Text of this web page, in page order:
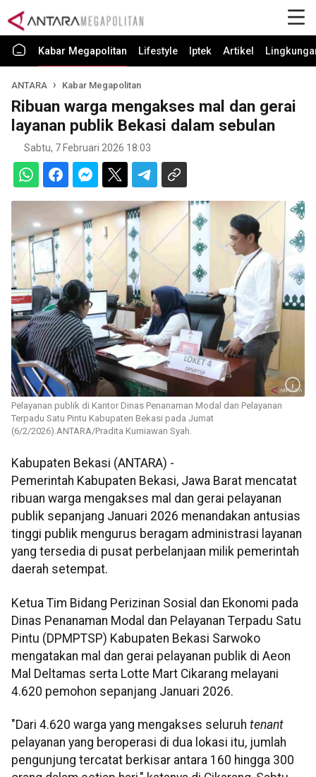
Kabar Megapolitan Lifestyle Iptek Artikel
ANTARA Kabar Megapolitan
Ribuan warga mengakses mal dan gerai
layanan publik Bekasi dalam sebulan
Sabtu, 7 Februari 2026 18:03
Pelayanan publik di Kantor Dinas Penanaman Modal dan Pelayanan
Terpadu Satu Pintu Kabupaten Bekasi pada Jumat
(6/2/2026).ANTARA/Pradita Kurniawan Syah.
Kabupaten Bekasi (ANTARA) -
Pemerintah Kabupaten Bekasi, Jawa Barat mencatat
ribuan warga mengakses mal dan gerai pelayanan
publik sepanjang Januari 2026 menandakan antusias
tinggi publik mengurus beragam administrasi layanan
yang tersedia di pusat perbelanjaan milik pemerintah
daerah setempat.
Ketua Tim Bidang Perizinan Sosial dan Ekonomi pada
Dinas Penanaman Modal dan Pelayanan Terpadu Satu
Pintu (DPMPTSP) Kabupaten Bekasi Sarwoko
mengatakan mal dan gerai pelayanan publik di Aeon
Mal Deltamas serta Lotte Mart Cikarang melayani
4.620 pemohon sepanjang Januari 2026.
"Dari 4.620 warga yang mengakses seluruh tenant
pelayanan yang beroperasi di dua lokasi itu, jumlah
pengunjung tercatat berkisar antara 160 hingga 300